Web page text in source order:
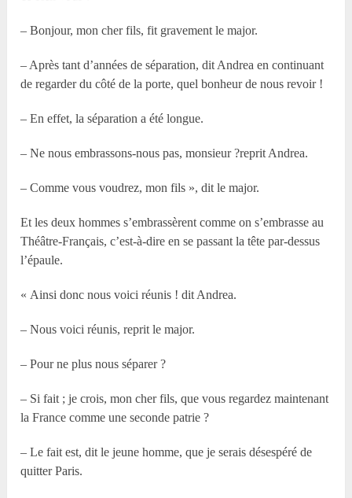
– Bonjour, mon cher fils, fit gravement le major.
– Après tant d’années de séparation, dit Andrea en continuant
de regarder du côté de la porte, quel bonheur de nous revoir !
– En effet, la séparation a été longue.
– Ne nous embrassons-nous pas, monsieur ?reprit Andrea.
– Comme vous voudrez, mon fils », dit le major.
Et les deux hommes s’embrassèrent comme on s’embrasse au
Théâtre-Français, c’est-à-dire en se passant la tête par-dessus
l’épaule.
« Ainsi donc nous voici réunis ! dit Andrea.
– Nous voici réunis, reprit le major.
– Pour ne plus nous séparer ?
– Si fait ; je crois, mon cher fils, que vous regardez maintenant
la France comme une seconde patrie ?
– Le fait est, dit le jeune homme, que je serais désespéré de
quitter Paris.